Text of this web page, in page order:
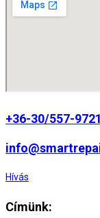
the
next
+36-30/557-9721
Hívás
Címünk: